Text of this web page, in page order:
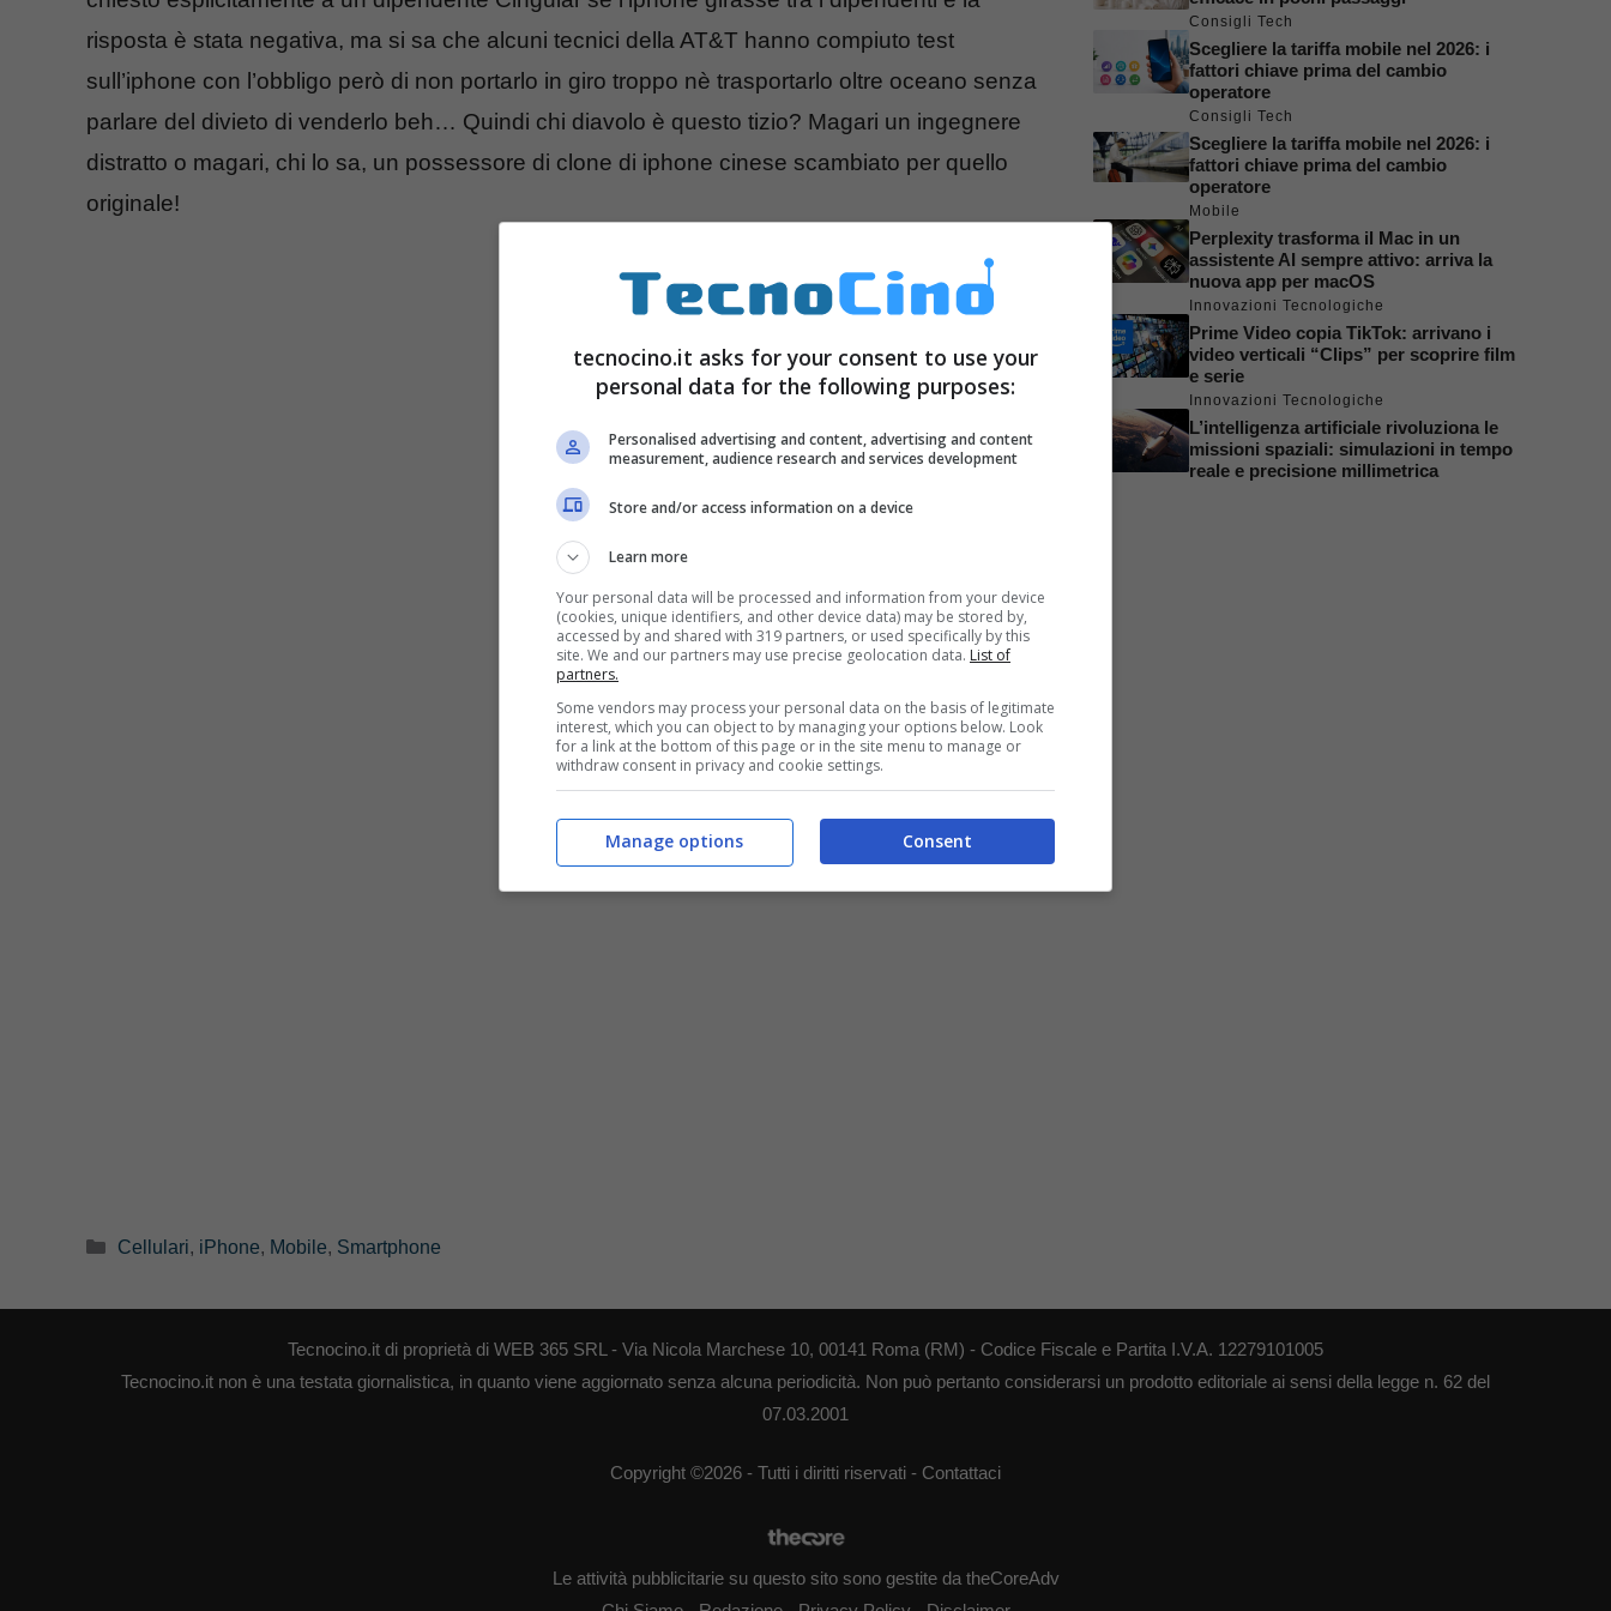
risposta è stata negativa, ma si sa che alcuni tecnici della AT&T hanno compiuto test
sull’iphone con l’obbligo però di non portarlo in giro troppo nè trasportarlo oltre oceano senza
parlare del divieto di venderlo beh… Quindi chi diavolo è questo tizio? Magari un ingegnere
distratto o magari, chi lo sa, un possessore di clone di iphone cinese scambiato per quello
originale!
Categorie
Cellulari, iPhone, Mobile, Smartphone
Consigli Tech
Scegliere la tariffa mobile nel 2026: i
fattori chiave prima del cambio
operatore
Consigli Tech
Scegliere la tariffa mobile nel 2026: i
fattori chiave prima del cambio
operatore
Mobile
Perplexity trasforma il Mac in un
assistente AI sempre attivo: arriva la
nuova app per macOS
Innovazioni Tecnologiche
Prime Video copia TikTok: arrivano i
video verticali “Clips” per scoprire film
e serie
Innovazioni Tecnologiche
L’intelligenza artificiale rivoluziona le
missioni spaziali: simulazioni in tempo
reale e precisione millimetrica
Tecnocino.it di proprietà di WEB 365 SRL - Via Nicola Marchese 10, 00141 Roma (RM) - Codice Fiscale e Partita I.V.A. 12279101005
Tecnocino.it non è una testata giornalistica, in quanto viene aggiornato senza alcuna periodicità. Non può pertanto considerarsi un prodotto editoriale ai sensi della legge n. 62 del
07.03.2001
Copyright ©2026 - Tutti i diritti riservati - Contattaci
Le attività pubblicitarie su questo sito sono gestite da theCoreAdv
tecnocino.it asks for your consent to use your
personal data for the following purposes:
Personalised advertising and content, advertising and content
measurement, audience research and services development
Store and/or access information on a device
Learn more
Your personal data will be processed and information from your device
(cookies, unique identifiers, and other device data) may be stored by,
accessed by and shared with 319 partners, or used specifically by this
site. We and our partners may use precise geolocation data. List of
partners.
Some vendors may process your personal data on the basis of legitimate
interest, which you can object to by managing your options below. Look
for a link at the bottom of this page or in the site menu to manage or
withdraw consent in privacy and cookie settings.
Consent
Manage options